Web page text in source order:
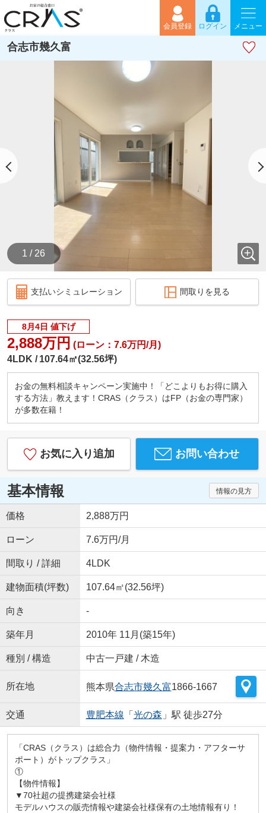
会員登録 ログイン メニュー
合志市幾久富
1 / 26
支払いシミュレーション 間取りを見る
8月4日 値下げ
2,888万円 (ローン：7.6万円/月)
4LDK
107.64㎡(32.56坪)
お金の無料相談キャンペーン実施中！「どこよりもお得に購入
する方法」教えます！CRAS（クラス）はFP（お金の専門家）
が多数在籍！
お気に入り追加 お問い合わせ
基本情報 情報の見方
価格 2,888万円
ローン 7.6万円/月
間取り / 詳細 4LDK
建物面積(坪数) 107.64㎡(32.56坪)
向き -
築年月 2010年 11月(築15年)
種別 / 構造 中古一戸建 / 木造
所在地 熊本県合志市幾久富1866-1667
交通 豊肥本線 「 光の森 」駅 徒歩27分
「CRAS（クラス）は総合力（物件情報・提案力・アフターサ
ポート）がトップクラス」
①
【物件情報】
▼70社超の提携建築会社様
モデルハウスの販売情報や建築会社様保有の土地情報有り！